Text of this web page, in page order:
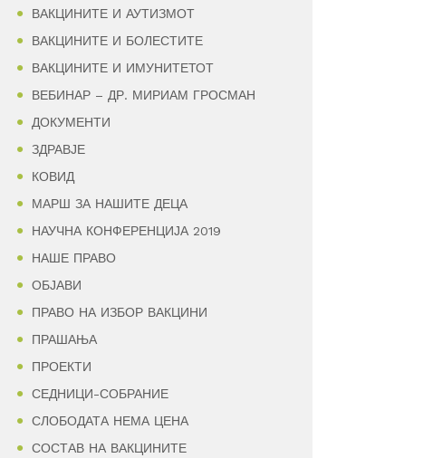
ВАКЦИНИТЕ И АУТИЗМОТ
ВАКЦИНИТЕ И БОЛЕСТИТЕ
ВАКЦИНИТЕ И ИМУНИТЕТОТ
ВЕБИНАР – ДР. МИРИАМ ГРОСМАН
ДОКУМЕНТИ
ЗДРАВЈЕ
КОВИД
МАРШ ЗА НАШИТЕ ДЕЦА
НАУЧНА КОНФЕРЕНЦИЈА 2019
НАШЕ ПРАВО
ОБЈАВИ
ПРАВО НА ИЗБОР ВАКЦИНИ
ПРАШАЊА
ПРОЕКТИ
СЕДНИЦИ-СОБРАНИЕ
СЛОБОДАТА НЕМА ЦЕНА
СОСТАВ НА ВАКЦИНИТЕ